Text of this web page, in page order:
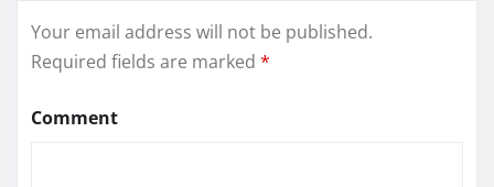
Your email address will not be published.
Required fields are marked *
Comment